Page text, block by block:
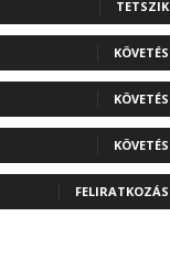
TETSZIK
KÖVETÉS
KÖVETÉS
KÖVETÉS
FELIRATKOZÁS